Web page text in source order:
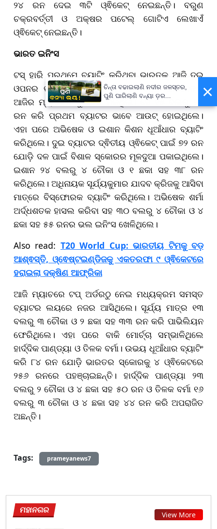
୨୪ ରନ ଦେଇ ୩ଟି ଓ୍ଵିକେଟ୍ ନେଇଛନ୍ତି। ବରୁଣ
ଚକ୍ରବର୍ତ୍ତୀ ଓ ଅକ୍ଷର ପଟେଲ୍ ଗୋଟିଏ ଲେଖାଏଁ
ଓ୍ଵିକେଟ୍ ନେଇଛନ୍ତି।
ଭାରତ ଇନିଂସ
ଟସ୍ ହାରି ପ୍ରଥମେ ବ୍ୟାଟିଂ କରିଥିବା ଭାରତକୁ ଆଜି ଦୁଇ
ଓପନର ଭଲ ଆରମ୍ଭ ଦେଇଥିଲେ। ସଞ୍ଜୁ ସାମସନଙ୍କୁ
ଆଜିର ମ୍ୟାଚରେ ସୁଯୋଗ ମିଳିଥିଲା। ସେ ୧୫ ବଲରୁ ୨୪
ରନ କରି ପ୍ରଥମ ବ୍ୟାଟର ଭାବେ ଆଉଟ୍ ହୋଇଥିଲେ।
ଏହା ପରେ ଅଭିଷେକ ଓ ଇଶାନ କିଶନ ଧୂଆଁଧାର ବ୍ୟାଟିଂ
କରିଥିଲେ। ଦୁଇ ବ୍ୟାଟର ଦ୍ଵିତୀୟ ଓ୍ଵିକେଟ୍ ପାଇଁ ୭୨ ରନ
ଯୋଡ଼ି ଦଳ ପାଇଁ ବିଶାଳ ସ୍କୋରର ମୂଳଦୁଆ ପକାଇଥିଲେ।
ଇଶାନ ୨୪ ବଲରୁ ୪ ଚୌକା ଓ ୧ ଛକା ସହ ୩୮ ରନ
କରିଥିଲେ। ଅଧିନାୟକ ସୂର୍ଯ୍ୟକୁମାର ଯାଦବ କ୍ରିଜକୁ ଆସିବା
ମାତ୍ରେ ବିସ୍ଫୋରକ ବ୍ୟାଟିଂ କରିଥିଲେ। ଅଭିଷେକ ଶର୍ମା
ଅର୍ଦ୍ଧଶତକ ହାସଲ କରିବା ସହ ୩୦ ବଲରୁ ୪ ଚୌକା ଓ ୪
ଛକା ସହ ୫୫ ରନର ଭଲ ଇନିଂସ ଖେଳିଥିଲେ।
Also read: T20 World Cup: ଭାରତୀୟ ଟିମକୁ ବଡ଼
ଆଶ୍ଵସ୍ତି, ଓ୍ଵେଷ୍ଟଇଣ୍ଡିଜକୁ ଏକତରଫା ୯ ଓ୍ଵିକେଟରେ
ହରାଇଲା ଦକ୍ଷିଣ ଆଫ୍ରିକା
ଆଜି ମ୍ୟାଚରେ ଟପ୍ ଅର୍ଡରଠୁ ନେଇ ମଧ୍ୟକ୍ରମ ସମସ୍ତ
ବ୍ୟାଟର ଲୟରେ ନଜର ଆସିଥିଲେ। ସୂର୍ଯ୍ୟ ମାତ୍ର ୧୩
ବଲରୁ ୩ ଚୌକା ଓ ୨ ଛକା ସହ ୩୩ ରନ କରି ପାଭିଲିୟନ
ଫେରିଥିଲେ। ଏହା ପରେ ବାକି ମୋର୍ଚ୍ଚା ସମ୍ଭାଳିଥିଲେ
ହାର୍ଦ୍ଦିକ ପାଣ୍ଡ୍ୟା ଓ ତିଳକ ବର୍ମା। ଉଭୟ ଧୂଆଁଧାର ବ୍ୟାଟିଂ
କରି ୮୪ ରନ ଯୋଡ଼ି ଭାରତର ସ୍କୋରକୁ ୪ ଓ୍ଵିକେଟରେ
୨୫୬ ରନରେ ପହଞ୍ଚାଇଛନ୍ତି। ହାର୍ଦ୍ଦିକ ପାଣ୍ଡ୍ୟା ୨୩
ବଲରୁ ୨ ଚୌକା ଓ ୪ ଛକା ସହ ୫୦ ରନ ଓ ତିଳକ ବର୍ମା ୧୬
ବଲରୁ ୩ ଚୌକା ଓ ୪ ଛକା ସହ ୪୪ ରନ କରି ଅପରାଜିତ
ଅଛନ୍ତି।
Tags: prameyanews7
ମହାନଗର View More
×
ଚିନ୍ତା ବଢାଇଲାଣି ନଦୀର ଜଳସ୍ତର,
ପୁଣି ଘାରିଲାଣି ବନ୍ୟା ଡ଼ର...